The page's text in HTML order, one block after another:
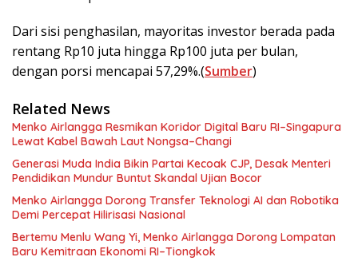
Dari sisi penghasilan, mayoritas investor berada pada
rentang Rp10 juta hingga Rp100 juta per bulan,
dengan porsi mencapai 57,29%.(Sumber)
Related News
Menko Airlangga Resmikan Koridor Digital Baru RI–Singapura
Lewat Kabel Bawah Laut Nongsa–Changi
Generasi Muda India Bikin Partai Kecoak CJP, Desak Menteri
Pendidikan Mundur Buntut Skandal Ujian Bocor
Menko Airlangga Dorong Transfer Teknologi AI dan Robotika
Demi Percepat Hilirisasi Nasional
Bertemu Menlu Wang Yi, Menko Airlangga Dorong Lompatan
Baru Kemitraan Ekonomi RI–Tiongkok